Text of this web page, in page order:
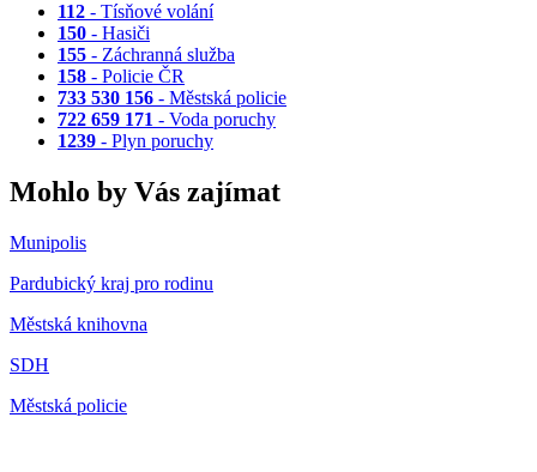
112 - Tísňové volání
150 - Hasiči
155 - Záchranná služba
158 - Policie ČR
733 530 156 - Městská policie
722 659 171 - Voda poruchy
1239 - Plyn poruchy
Mohlo by Vás zajímat
Munipolis
Pardubický kraj pro rodinu
Městská knihovna
SDH
Městská policie